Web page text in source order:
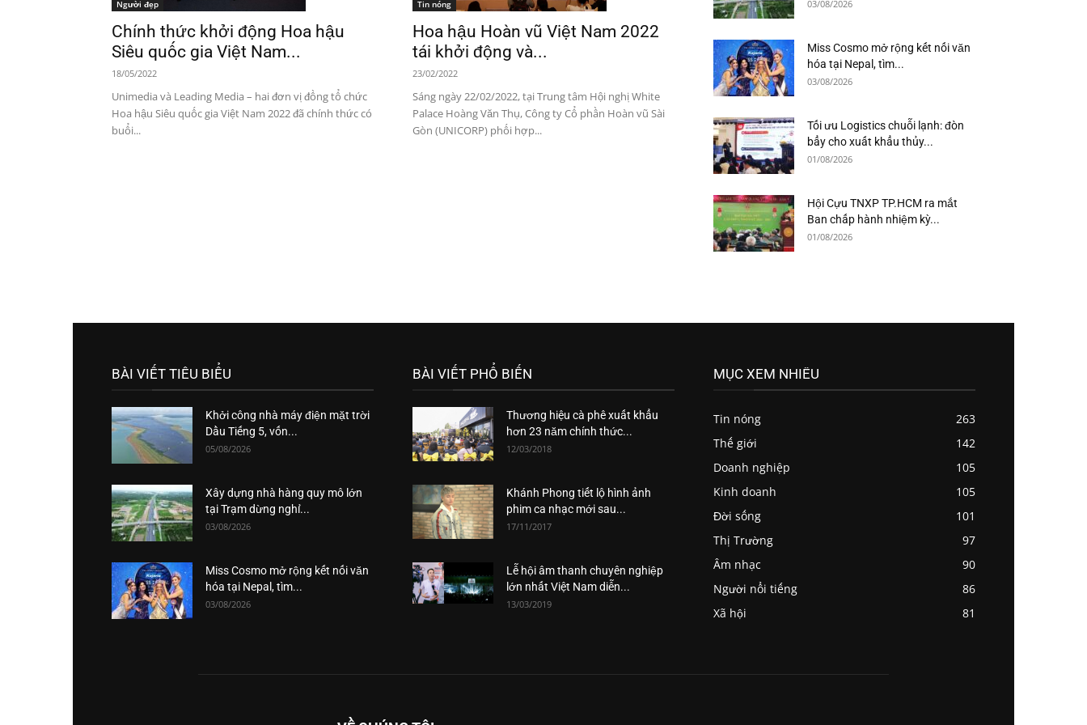
Người đẹp
Chính thức khởi động Hoa hậu
Siêu quốc gia Việt Nam...
18/05/2022
Unimedia và Leading Media – hai đơn vị đồng tổ chức
Hoa hậu Siêu quốc gia Việt Nam 2022 đã chính thức có
buổi...
Tin nóng
Hoa hậu Hoàn vũ Việt Nam 2022
tái khởi động và...
23/02/2022
Sáng ngày 22/02/2022, tại Trung tâm Hội nghị White
Palace Hoàng Văn Thụ, Công ty Cổ phần Hoàn vũ Sài
Gòn (UNICORP) phối hợp...
03/08/2026
Miss Cosmo mở rộng kết nối văn
hóa tại Nepal, tìm...
03/08/2026
Tối ưu Logistics chuỗi lạnh: đòn
bẩy cho xuất khẩu thủy...
01/08/2026
Hội Cựu TNXP TP.HCM ra mắt
Ban chấp hành nhiệm kỳ...
01/08/2026
BÀI VIẾT TIÊU BIỂU
Khởi công nhà máy điện mặt trời
Dầu Tiếng 5, vốn...
05/08/2026
Xây dựng nhà hàng quy mô lớn
tại Trạm dừng nghỉ...
03/08/2026
Miss Cosmo mở rộng kết nối văn
hóa tại Nepal, tìm...
03/08/2026
BÀI VIẾT PHỔ BIẾN
Thương hiệu cà phê xuất khẩu
hơn 23 năm chính thức...
12/03/2018
Khánh Phong tiết lộ hình ảnh
phim ca nhạc mới sau...
17/11/2017
Lễ hội âm thanh chuyên nghiệp
lớn nhất Việt Nam diễn...
13/03/2019
MỤC XEM NHIỀU
Tin nóng
263
Thế giới
142
Doanh nghiệp
105
Kinh doanh
105
Đời sống
101
Thị Trường
97
Âm nhạc
90
Người nổi tiếng
86
Xã hội
81